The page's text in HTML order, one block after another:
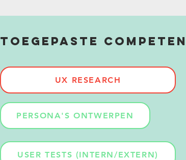
Toegepaste
UX RESEARCH
PERSONA'S ONTWERPEN
USER TESTS (INTERN/EXTERN)